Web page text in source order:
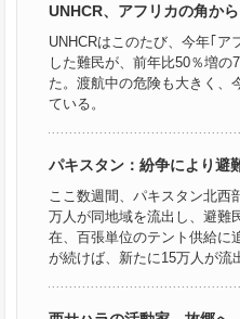
UNHCR、アフリカの角か
UNHCRはこのたび、今年｢ア
した難民が、前年比50％増の
た。渡航中の危険も大きく、
ている。
パキスタン：紛争により避
ここ数週間、パキスタン北西
万人が同地域を流出し、避難
在、百張単位のテント供給に
が続けば、新たに15万人が流